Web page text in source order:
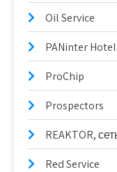
Oil Service
PANinter
ProChip
Prospectors
REAKTOR,
Red Service